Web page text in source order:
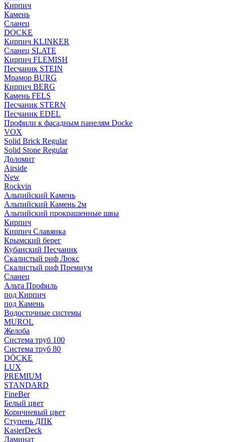
Кирпич
Камень
Сланец
DOCKE
Кирпич KLINKER
Сланец SLATE
Кирпич FLEMISH
Пес­ча­ник STEIN
Мрамор BURG
Кирпич BERG
Камень FELS
Пес­ча­ник STERN
Пес­ча­ник EDEL
Профили к фасадным панелям Docke
VOX
Solid Brick Regular
Solid Stone Regular
Доломит
Airside
New
Rockvin
Альпийский Камень
Альпийский Камень 2м
Альпийский прокрашенные швы
Кирпич
Кирпич Славянка
Крымский берег
Кубанский Песчаник
Скалистый риф Люкс
Скалистый риф Премиум
Сланец
Альта Профиль
под Кирпич
под Камень
Водосточные системы
MUROL
Желоба
Система труб 100
Система труб 80
DÖCKE
LUX
PREMIUM
STANDARD
FineBer
Белый цвет
Коричневый цвет
Ступень ДПК
KasierDeck
Ламинат